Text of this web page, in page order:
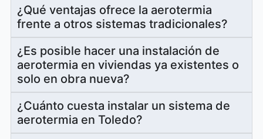
¿Qué ventajas ofrece la aerotermia
frente a otros sistemas tradicionales?
¿Es posible hacer una instalación de
aerotermia en viviendas ya existentes o
solo en obra nueva?
¿Cuánto cuesta instalar un sistema de
aerotermia en Toledo?